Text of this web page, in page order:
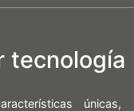
tecnología
únicas,